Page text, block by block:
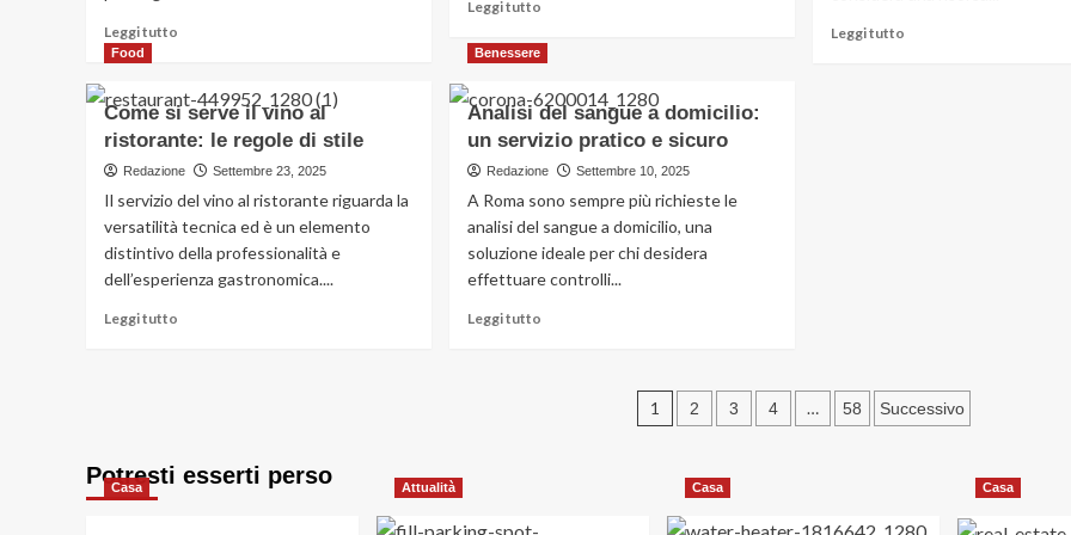
Leggi tutto
su
Che
cosa
sono
cure
palliative
e
quando
Leggi tutto
più
Noleggio
auto
a
lungo
in
Sicilia:
comodità
per
aziende
Leggi tuttoLeggi
Food
Come si serve il vino al
ristorante: le regole di stile
Redazione Settembre 23, 2025
Il servizio del vino al ristorante riguarda la
versatilità tecnica ed è un elemento
distintivo della professionalità e
dell’esperienza gastronomica....
Leggi tutto
il
Benessere
Analisi del sangue a domicilio:
un servizio pratico e sicuro
Redazione Settembre 10, 2025
A Roma sono sempre più richieste le
analisi del sangue a domicilio, una
soluzione ideale per chi desidera
effettuare controlli...
Leggi tuttoLeggi
Paginazione
articoli
1 2 3 4 … 58 Successivo
Potresti esserti perso
Casa Attualità Casa Casa